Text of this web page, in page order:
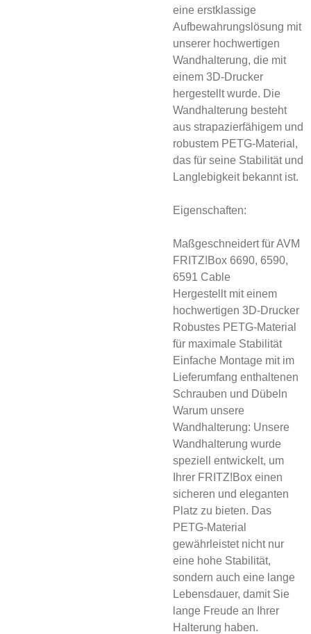
eine erstklassige
Aufbewahrungslösung mit
unserer hochwertigen
Wandhalterung, die mit
einem 3D-Drucker
hergestellt wurde. Die
Wandhalterung besteht
aus strapazierfähigem und
robustem PETG-Material,
das für seine Stabilität und
Langlebigkeit bekannt ist.
Eigenschaften:
Maßgeschneidert für AVM
FRITZ!Box 6690, 6590,
6591 Cable
Hergestellt mit einem
hochwertigen 3D-Drucker
Robustes PETG-Material
für maximale Stabilität
Einfache Montage mit im
Lieferumfang enthaltenen
Schrauben und Dübeln
Warum unsere
Wandhalterung: Unsere
Wandhalterung wurde
speziell entwickelt, um
Ihrer FRITZ!Box einen
sicheren und eleganten
Platz zu bieten. Das
PETG-Material
gewährleistet nicht nur
eine hohe Stabilität,
sondern auch eine lange
Lebensdauer, damit Sie
lange Freude an Ihrer
Halterung haben.